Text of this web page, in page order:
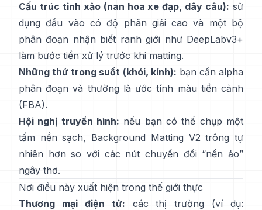
Cấu trúc tinh xảo (nan hoa xe đạp, dây câu): sử
dụng đầu vào có độ phân giải cao và một bộ
phân đoạn nhận biết ranh giới như DeepLabv3+
làm bước tiền xử lý trước khi matting.
Những thứ trong suốt (khói, kính): bạn cần alpha
phân đoạn và thường là ước tính màu tiền cảnh
(FBA).
Hội nghị truyền hình: nếu bạn có thể chụp một
tấm nền sạch, Background Matting V2 trông tự
nhiên hơn so với các nút chuyển đổi “nền ảo”
ngây thơ.
Nơi điều này xuất hiện trong thế giới thực
Thương mại điện tử: các thị trường (ví dụ: